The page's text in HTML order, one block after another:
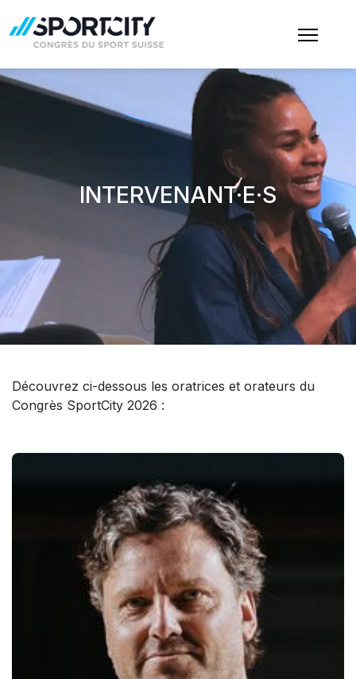
INTERVENANT·E·S
Découvrez ci-dessous les oratrices et orateurs du
Congrès SportCity 2026 :